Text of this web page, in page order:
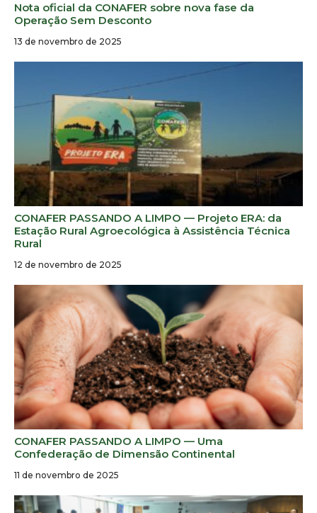
Nota oficial da CONAFER sobre nova fase da
Operação Sem Desconto
13 de novembro de 2025
CONAFER PASSANDO A LIMPO — Projeto ERA: da
Estação Rural Agroecológica à Assistência Técnica
Rural
12 de novembro de 2025
CONAFER PASSANDO A LIMPO — Uma
Confederação de Dimensão Continental
11 de novembro de 2025